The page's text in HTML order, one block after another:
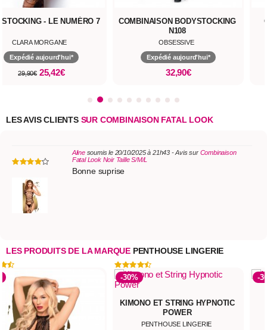
- LE NUMÉRO 7
CLARA MORGANE
Expédié aujourd'hui*
29,90€ 25,42€
COMBINAISON BODYSTOCKING
N108
OBSESSIVE
Expédié aujourd'hui*
32,90€
LES AVIS CLIENTSSUR COMBINAISON FATAL LOOK
Alinesoumis le 20/10/2025 à 21h43 - Avis sur Combinaison
Fatal Look Noir Taille S/M/L
Bonne suprise
LES PRODUITS DE LA MARQUE PENTHOUSE LINGERIE
-30%
KIMONO ET STRING HYPNOTIC
POWER
PENTHOUSE LINGERIE
-